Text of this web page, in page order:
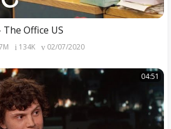
Office US
134K 02/07/2020
04:51